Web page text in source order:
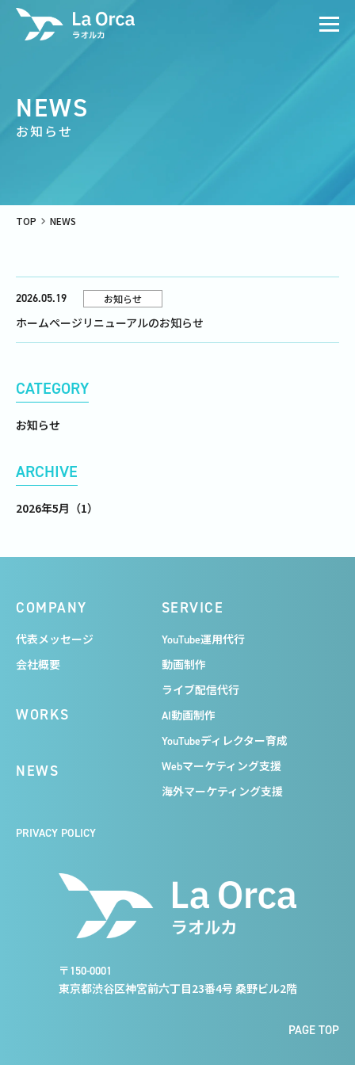
NEWS
お知らせ
TOP NEWS
2026.05.19 お知らせ
ホームページリニューアルのお知らせ
CATEGORY
お知らせ
ARCHIVE
2026年5月（1）
〒150-0001
東京都渋谷区神宮前六丁目23番4号 桑野ビル2階
COMPANY
代表メッセージ
会社概要
WORKS
NEWS
SERVICE
YouTube運用代行
動画制作
ライブ配信代行
AI動画制作
YouTubeディレクター育成
Webマーケティング支援
海外マーケティング支援
PRIVACY POLICY
PAGE TOP